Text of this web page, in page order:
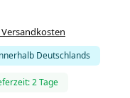
Deutschlands
2 Tage